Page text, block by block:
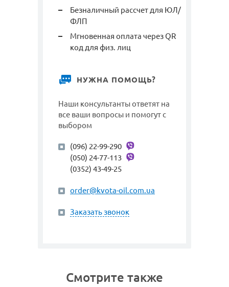
Безналичный рассчет для ЮЛ/
ФЛП
Мгновенная оплата через QR
код для физ. лиц
НУЖНА ПОМОЩЬ?
Наши консультанты ответят на
все ваши вопросы и помогут с
выбором
(096) 22-99-290
(050) 24-77-113
(0352) 43-49-25
order@kvota-oil.com.ua
Заказать звонок
Смотрите также